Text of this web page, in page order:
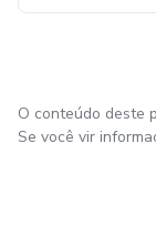
O conteúdo deste
Se você vir